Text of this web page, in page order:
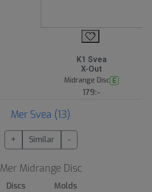
K1 Svea
X-Out
Midrange Disc E
179:-
Mer Svea (13)
+ Similar -
Mer Midrange Disc
Discs
Molds